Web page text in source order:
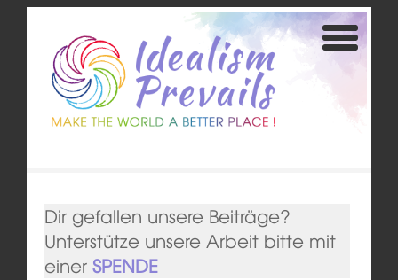
Dir gefallen unsere Beiträge?
Unterstütze unsere Arbeit bitte mit
einer SPENDE